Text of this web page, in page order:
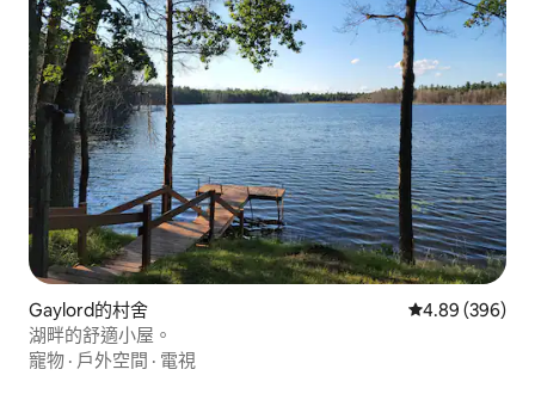
Gaylord的村舍 從 396 則評價
4.89 (396)
湖畔的舒適小屋。
寵物 · 戶外空間 · 電視